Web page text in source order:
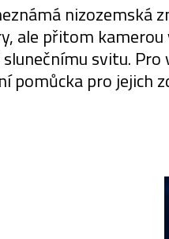
nizozemská
ale přitom
svitu.
pomůcka pro jejich